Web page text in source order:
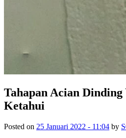
Tahapan Acian
Ketahui
Posted on 25 Januari 2022 - 11:04 by